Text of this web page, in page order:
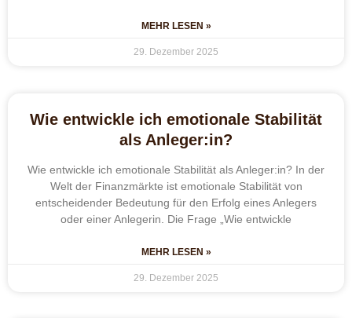
MEHR LESEN »
29. Dezember 2025
Wie entwickle ich emotionale Stabilität
als Anleger:in?
Wie entwickle ich emotionale Stabilität als Anleger:in? In der
Welt der Finanzmärkte ist emotionale Stabilität von
entscheidender Bedeutung für den Erfolg eines Anlegers
oder einer Anlegerin. Die Frage „Wie entwickle
MEHR LESEN »
29. Dezember 2025